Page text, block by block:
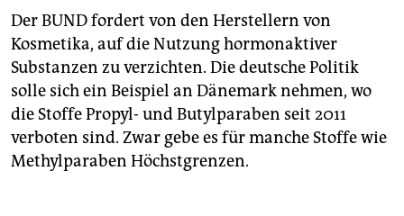
Der BUND fordert von den Herstellern von
Kosmetika, auf die Nutzung hormonaktiver
Substanzen zu verzichten. Die deutsche Politik
solle sich ein Beispiel an Dänemark nehmen, wo
die Stoffe Propyl- und Butylparaben seit 2011
verboten sind. Zwar gebe es für manche Stoffe wie
Methylparaben Höchstgrenzen.